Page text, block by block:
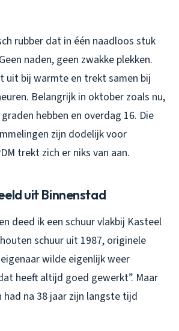
rubber dat in één naadloos stuk
naden, geen zwakke plekken.
uit bij warmte en trekt samen bij
Belangrijk in oktober zoals nu,
graden hebben en overdag 16. Die
zijn dodelijk voor
trekt zich er niks van aan.
uit Binnenstad
deed ik een schuur vlakbij Kasteel
schuur uit 1987, originele
wilde eigenlijk weer
heeft altijd goed gewerkt”. Maar
na 38 jaar zijn langste tijd